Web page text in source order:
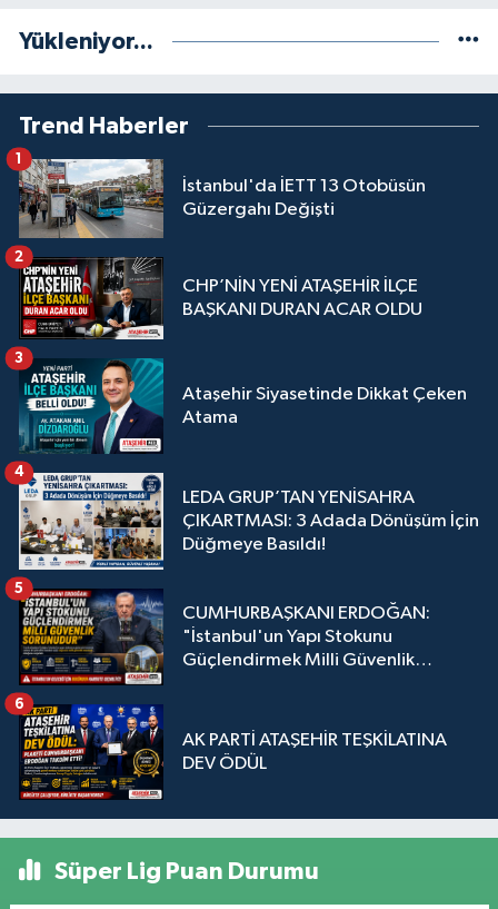
Yükleniyor...
Trend Haberler
İstanbul'da İETT 13 Otobüsün
Güzergahı Değişti
1
CHP’NİN YENİ ATAŞEHİR İLÇE
BAŞKANI DURAN ACAR OLDU
2
Ataşehir Siyasetinde Dikkat Çeken
Atama
3
LEDA GRUP’TAN YENİSAHRA
ÇIKARTMASI: 3 Adada Dönüşüm İçin
Düğmeye Basıldı!
4
CUMHURBAŞKANI ERDOĞAN:
"İstanbul'un Yapı Stokunu
Güçlendirmek Milli Güvenlik
5
AK PARTİ ATAŞEHİR TEŞKİLATINA
DEV ÖDÜL
6
Süper Lig Puan Durumu